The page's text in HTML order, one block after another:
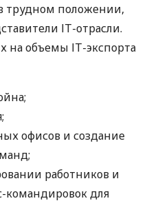
трудном положении,
ІТ-отрасли.
на объемы ІТ-экспорта
офисов и создание
работников и
командировок для